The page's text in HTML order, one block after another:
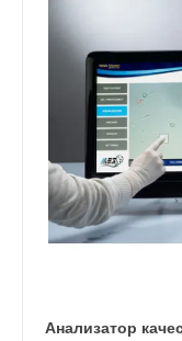
Анализатор